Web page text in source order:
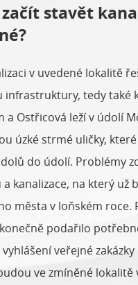
stavět
v uvedené lokalitě
tedy také
a Ostřicová leží v údolí
úzké strmé uličky,
do údolí. Problémy
kanalizace, na který už
města v loňském roce.
podařilo
veřejné
ve zmíněné lokalitě